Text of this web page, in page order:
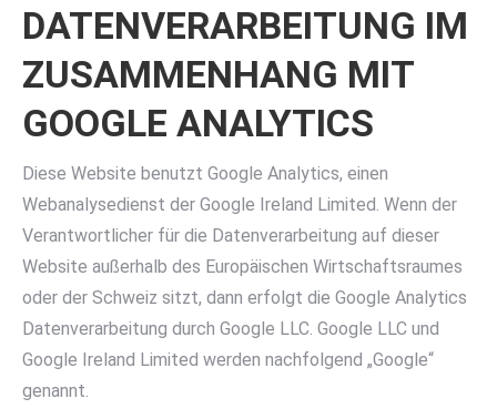
DATENVERARBEITUNG IM
ZUSAMMENHANG MIT
GOOGLE ANALYTICS
Diese Website benutzt Google Analytics, einen
Webanalysedienst der Google Ireland Limited. Wenn der
Verantwortlicher für die Datenverarbeitung auf dieser
Website außerhalb des Europäischen Wirtschaftsraumes
oder der Schweiz sitzt, dann erfolgt die Google Analytics
Datenverarbeitung durch Google LLC. Google LLC und
Google Ireland Limited werden nachfolgend „Google“
genannt.